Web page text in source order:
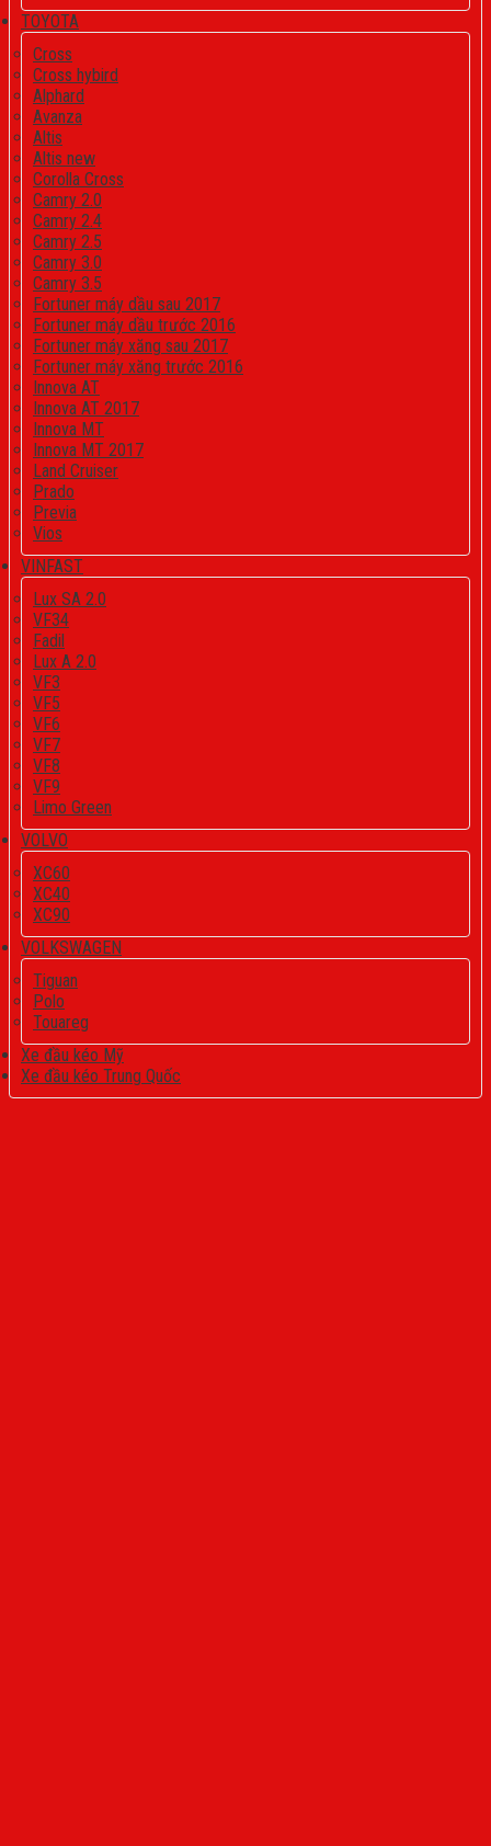
TOYOTA
Cross
Cross hybird
Alphard
Avanza
Altis
Altis new
Corolla Cross
Camry 2.0
Camry 2.4
Camry 2.5
Camry 3.0
Camry 3.5
Fortuner máy dầu sau 2017
Fortuner máy dầu trước 2016
Fortuner máy xăng sau 2017
Fortuner máy xăng trước 2016
Innova AT
Innova AT 2017
Innova MT
Innova MT 2017
Land Cruiser
Prado
Previa
Vios
VINFAST
Lux SA 2.0
VF34
Fadil
Lux A 2.0
VF3
VF5
VF6
VF7
VF8
VF9
Limo Green
VOLVO
XC60
XC40
XC90
VOLKSWAGEN
Tiguan
Polo
Touareg
Xe đầu kéo Mỹ
Xe đầu kéo Trung Quốc